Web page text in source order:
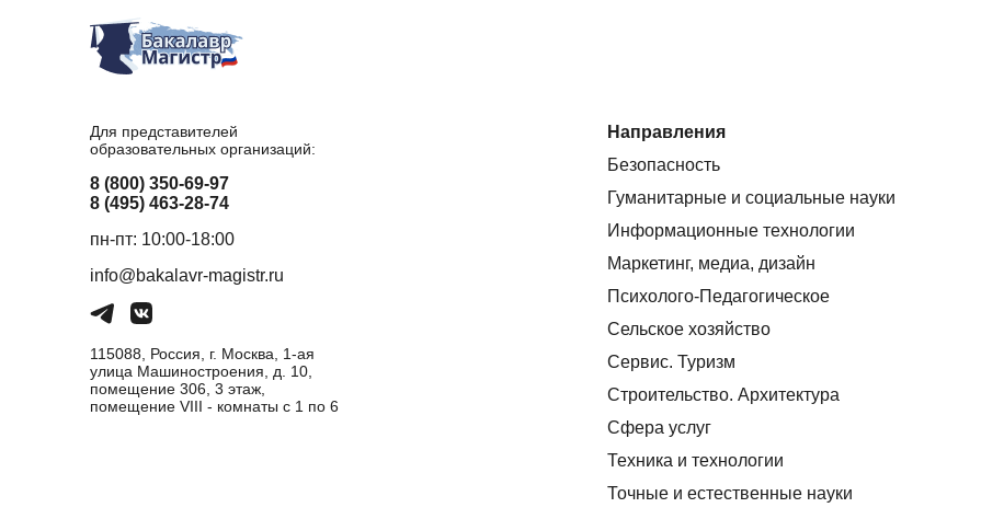
Для представителей
образовательных организаций:
8 (800) 350-69-97
8 (495) 463-28-74
пн-пт: 10:00-18:00
info@bakalavr-magistr.ru
115088, Россия, г. Москва, 1-ая
улица Машиностроения, д. 10,
помещение 306, 3 этаж,
помещение VIII - комнаты с 1 по 6
Направления
Безопасность
Гуманитарные и социальные науки
Информационные технологии
Маркетинг, медиа, дизайн
Психолого-Педагогическое
Сельское хозяйство
Сервис. Туризм
Строительство. Архитектура
Сфера услуг
Техника и технологии
Точные и естественные науки